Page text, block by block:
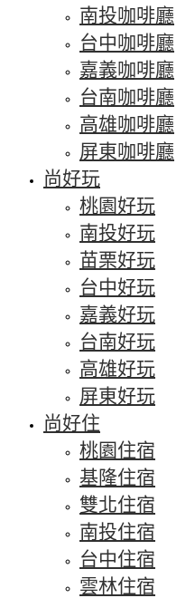
南投咖啡廳
台中咖啡廳
嘉義咖啡廳
台南咖啡廳
高雄咖啡廳
屏東咖啡廳
尚好玩
桃園好玩
南投好玩
苗栗好玩
台中好玩
嘉義好玩
台南好玩
高雄好玩
屏東好玩
尚好住
桃園住宿
基隆住宿
雙北住宿
南投住宿
台中住宿
雲林住宿